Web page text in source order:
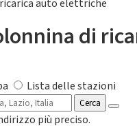
auto elettriche
di
Lista delle stazioni
Cerca
più preciso.